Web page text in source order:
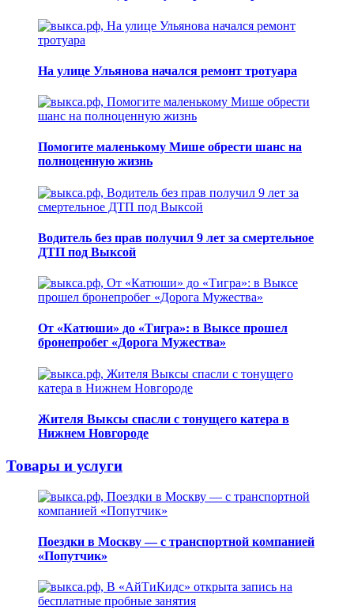
На улице Ульянова начался ремонт тротуара
Помогите маленькому Мише обрести шанс на
полноценную жизнь
Водитель без прав получил 9 лет за смертельное
ДТП под Выксой
От «Катюши» до «Тигра»: в Выксе прошел
бронепробег «Дорога Мужества»
Жителя Выксы спасли с тонущего катера в
Нижнем Новгороде
Товары и услуги
Поездки в Москву — с транспортной компанией
«Попутчик»